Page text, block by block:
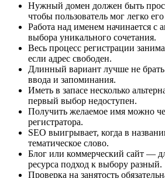
Нужный домен должен быть
чтобы пользователь мог легко
Работа над именем начинается с
выбора уникального сочетания.
Весь процесс регистрации
если адрес свободен.
Длинный вариант лучше не
ввода и запоминания.
Иметь в запасе несколько
первый выбор недоступен.
Получить желаемое имя можно
регистратора.
SEO выигрывает, когда в
тематическое слово.
Блог или коммерческий сайт —
ресурса подход к выбору разный.
Проверка на занятость